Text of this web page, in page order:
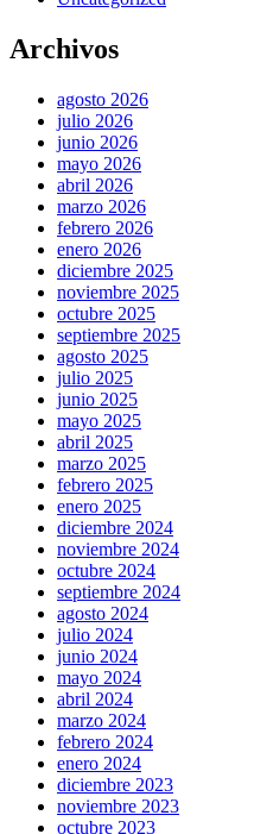
Archivos
agosto 2026
julio 2026
junio 2026
mayo 2026
abril 2026
marzo 2026
febrero 2026
enero 2026
diciembre 2025
noviembre 2025
octubre 2025
septiembre 2025
agosto 2025
julio 2025
junio 2025
mayo 2025
abril 2025
marzo 2025
febrero 2025
enero 2025
diciembre 2024
noviembre 2024
octubre 2024
septiembre 2024
agosto 2024
julio 2024
junio 2024
mayo 2024
abril 2024
marzo 2024
febrero 2024
enero 2024
diciembre 2023
noviembre 2023
octubre 2023